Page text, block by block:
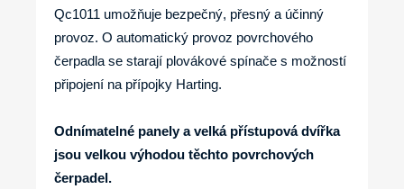
Qc1011 umožňuje bezpečný, přesný a účinný
provoz. O automatický provoz povrchového
čerpadla se starají plovákové spínače s možností
připojení na přípojky Harting.
Odnímatelné panely a velká přístupová dvířka
jsou velkou výhodou těchto povrchových
čerpadel.